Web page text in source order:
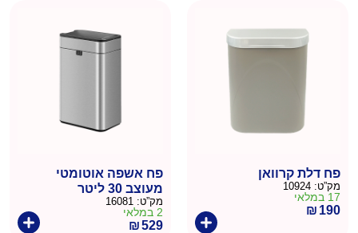
פח דלת קרוואן
מק”ט: 10924
17 במלאי
₪ 190
פח אשפה אוטומטי
מעוצב 30 ליטר
מק”ט: 16081
2 במלאי
₪529